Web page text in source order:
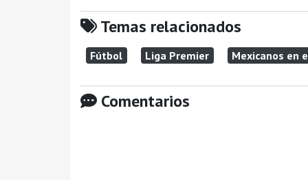
Temas relacionados
Fútbol Liga Premier Mexicanos en
Comentarios